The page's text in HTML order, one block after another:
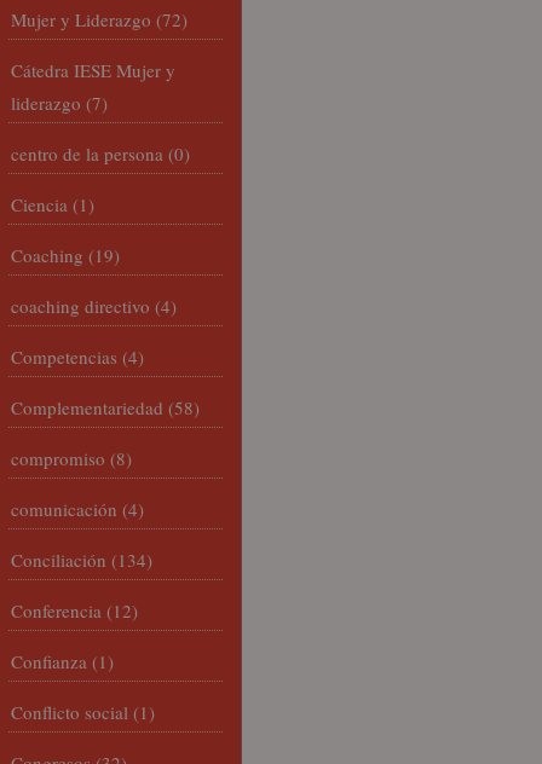
Mujer y Liderazgo (72)
Cátedra IESE Mujer y
liderazgo (7)
centro de la persona (0)
Ciencia (1)
Coaching (19)
coaching directivo (4)
Competencias (4)
Complementariedad (58)
compromiso (8)
comunicación (4)
Conciliación (134)
Conferencia (12)
Confianza (1)
Conflicto social (1)